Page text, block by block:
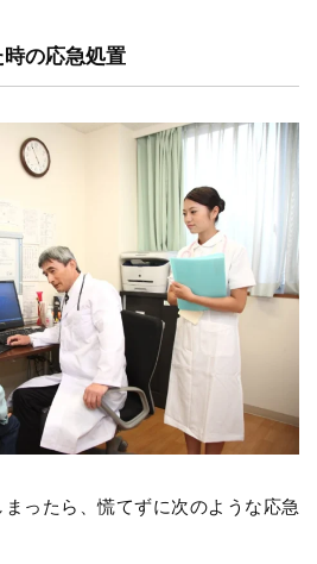
の応急処置
ったら、慌てずに次のような応急